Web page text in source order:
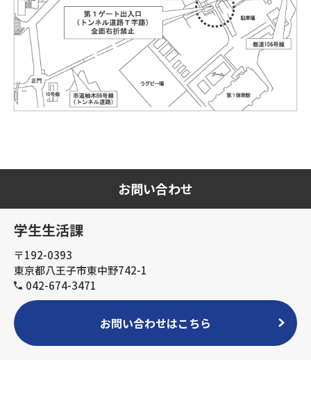
お問い合わせ
学生生活課
〒192-0393
東京都八王子市東中野742-1
042-674-3471
お問い合わせはこちら